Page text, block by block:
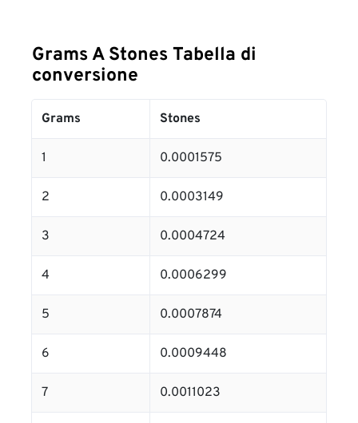
Grams A Stones Tabella di
conversione
Grams Stones
1 0.0001575
2 0.0003149
3 0.0004724
4 0.0006299
5 0.0007874
6 0.0009448
7 0.0011023